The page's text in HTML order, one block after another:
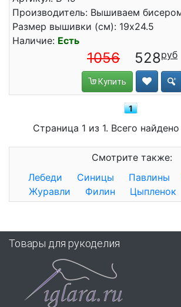
Производитель: Вышиваем
Размер вышивки (см): 19x24.5
Наличие: Есть
1056 528
Купить
1
Страница 1 из 1. Всего
Смотрите также:
Лебеди
Синицы Павлины
Журавли
Филин Цыпленок
Товары для рукоделия